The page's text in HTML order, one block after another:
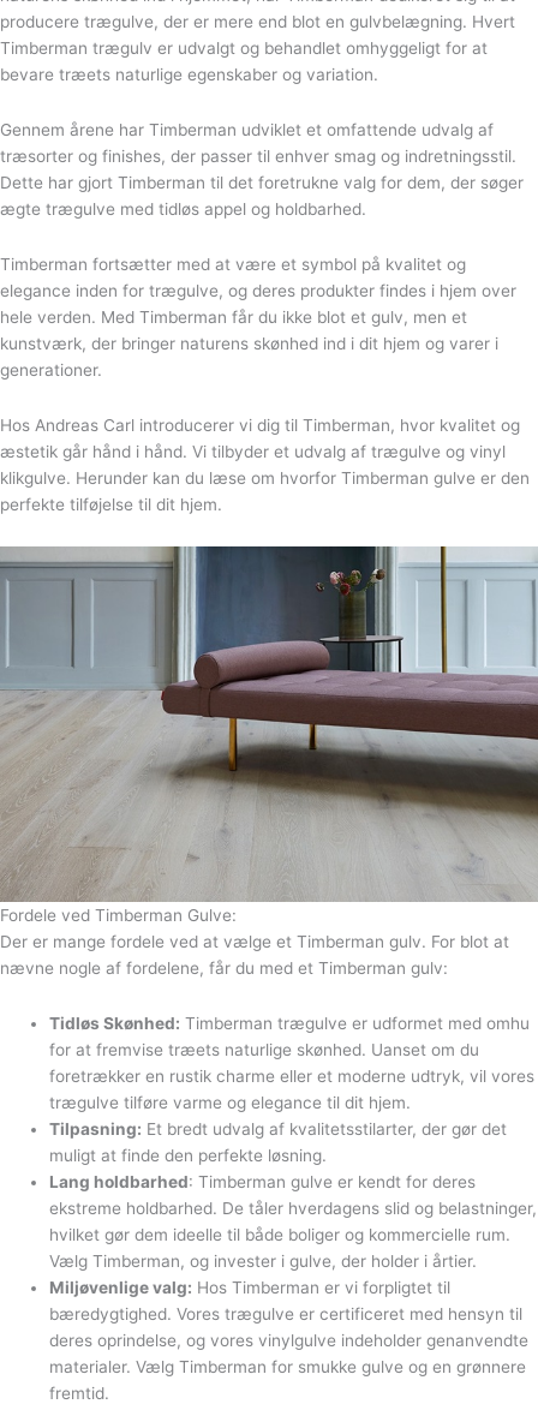
producere trægulve, der er mere end blot en gulvbelægning. Hvert
Timberman trægulv er udvalgt og behandlet omhyggeligt for at
bevare træets naturlige egenskaber og variation.
Gennem årene har Timberman udviklet et omfattende udvalg af
træsorter og finishes, der passer til enhver smag og indretningsstil.
Dette har gjort Timberman til det foretrukne valg for dem, der søger
ægte trægulve med tidløs appel og holdbarhed.
Timberman fortsætter med at være et symbol på kvalitet og
elegance inden for trægulve, og deres produkter findes i hjem over
hele verden. Med Timberman får du ikke blot et gulv, men et
kunstværk, der bringer naturens skønhed ind i dit hjem og varer i
generationer.
Hos Andreas Carl introducerer vi dig til Timberman, hvor kvalitet og
æstetik går hånd i hånd. Vi tilbyder et udvalg af trægulve og vinyl
klikgulve. Herunder kan du læse om hvorfor Timberman gulve er den
perfekte tilføjelse til dit hjem.
Fordele ved Timberman Gulve:
Der er mange fordele ved at vælge et Timberman gulv. For blot at
nævne nogle af fordelene, får du med et Timberman gulv:
Tidløs Skønhed: Timberman trægulve er udformet med omhu
for at fremvise træets naturlige skønhed. Uanset om du
foretrækker en rustik charme eller et moderne udtryk, vil vores
trægulve tilføre varme og elegance til dit hjem.
Tilpasning: Et bredt udvalg af kvalitetsstilarter, der gør det
muligt at finde den perfekte løsning.
Lang holdbarhed: Timberman gulve er kendt for deres
ekstreme holdbarhed. De tåler hverdagens slid og belastninger,
hvilket gør dem ideelle til både boliger og kommercielle rum.
Vælg Timberman, og invester i gulve, der holder i årtier.
Miljøvenlige valg: Hos Timberman er vi forpligtet til
bæredygtighed. Vores trægulve er certificeret med hensyn til
deres oprindelse, og vores vinylgulve indeholder genanvendte
materialer. Vælg Timberman for smukke gulve og en grønnere
fremtid.